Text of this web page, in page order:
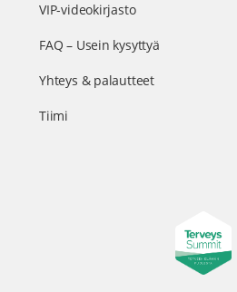
VIP-videokirjasto
FAQ – Usein kysyttyä
Yhteys & palautteet
Tiimi